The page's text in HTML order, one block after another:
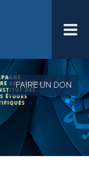
FAIRE UN DON